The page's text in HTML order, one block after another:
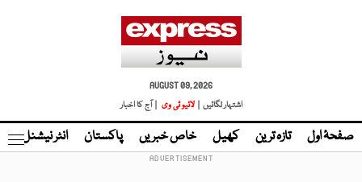
AUGUST 09, 2026
اشتہار لگائیں |
لائیو ٹی وی | آج کا اخبار
صفحۂ اول تازہ ترین کھیل خاص خبریں پاکستان انٹر نیشنل